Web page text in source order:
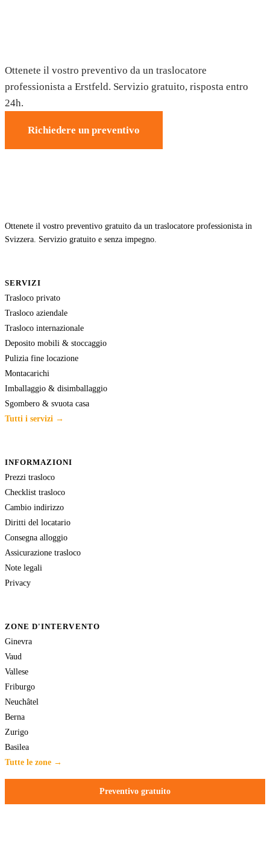
Ottenete il vostro preventivo da un traslocatore
professionista a Erstfeld. Servizio gratuito, risposta entro
24h.
Richiedere un preventivo
Ottenete il vostro preventivo gratuito da un traslocatore professionista in
Svizzera. Servizio gratuito e senza impegno.
SERVIZI
Trasloco privato
Trasloco aziendale
Trasloco internazionale
Deposito mobili & stoccaggio
Pulizia fine locazione
Montacarichi
Imballaggio & disimballaggio
Sgombero & svuota casa
Tutti i servizi →
INFORMAZIONI
Prezzi trasloco
Checklist trasloco
Cambio indirizzo
Diritti del locatario
Consegna alloggio
Assicurazione trasloco
Note legali
Privacy
ZONE D'INTERVENTO
Ginevra
Vaud
Vallese
Friburgo
Neuchâtel
Berna
Zurigo
Basilea
Tutte le zone →
Preventivo gratuito